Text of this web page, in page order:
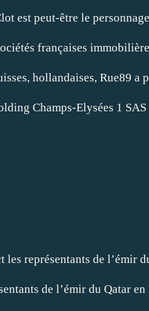
est peut-être le
françaises
hollandaises, Rue89
Champs-Elysées 1
représentants de
de l’émir du Qatar